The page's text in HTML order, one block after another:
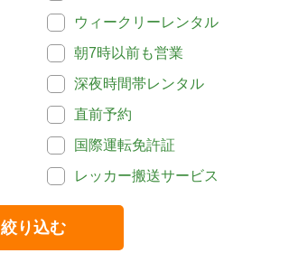
ウィークリーレンタル
朝7時以前も営業
深夜時間帯レンタル
直前予約
国際運転免許証
レッカー搬送サービス
絞り込む